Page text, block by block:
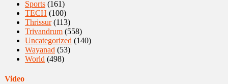
Sports(161)
TECH (100)
Thrissur(113)
Trivandrum(558)
Uncategorized (140)
Wayanad (53)
World (498)
Video